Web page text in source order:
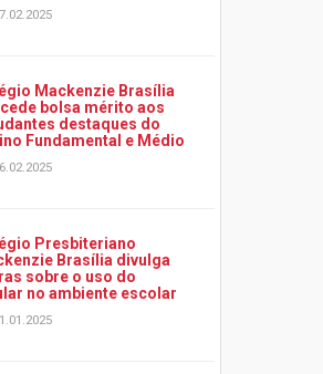
Mackenzie Brasília
bolsa mérito aos
destaques do
Fundamental e Médio
Presbiteriano
Brasília divulga
sobre o uso do
no ambiente escolar